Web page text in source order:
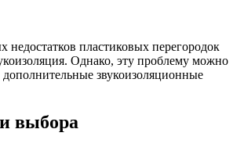
пластиковых перегородок
Однако, эту проблему можно
звукоизоляционные
выбора